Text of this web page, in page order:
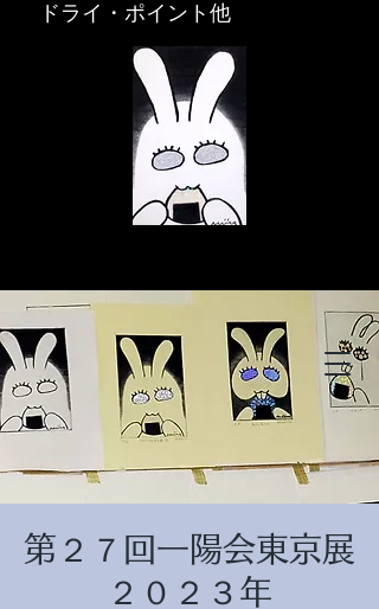
ドライ・ポイント他
© Copyright
© Copyright
第２７回一陽会東京展
２０２３年